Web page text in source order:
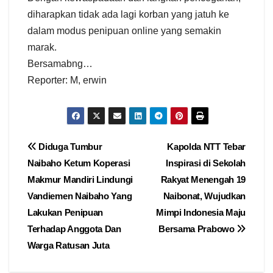
diharapkan tidak ada lagi korban yang jatuh ke
dalam modus penipuan online yang semakin
marak.
Bersamabng…
Reporter: M, erwin
Navigasi
pos
Kapolda NTT Tebar
Inspirasi di Sekolah
Rakyat Menengah 19
Naibonat, Wujudkan
Mimpi Indonesia Maju
Bersama Prabowo
Diduga Tumbur
Naibaho Ketum Koperasi
Makmur Mandiri Lindungi
Vandiemen Naibaho Yang
Lakukan Penipuan
Terhadap Anggota Dan
Warga Ratusan Juta